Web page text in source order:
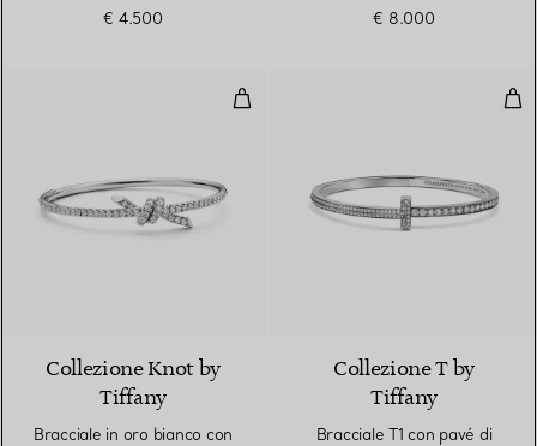
€ 4.500 € 8.000
Bracciale in oro bianco con
Collezione Knot by
Tiffany
Bracciale in oro bianco con
Collezione T by
Tiffany
Bracciale T1 con pavé di